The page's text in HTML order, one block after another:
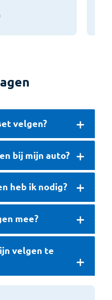
velgen?
bij mijn auto?
heb ik nodig?
mee?
velgen te